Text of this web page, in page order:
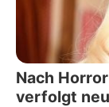
Nach
verfolgt